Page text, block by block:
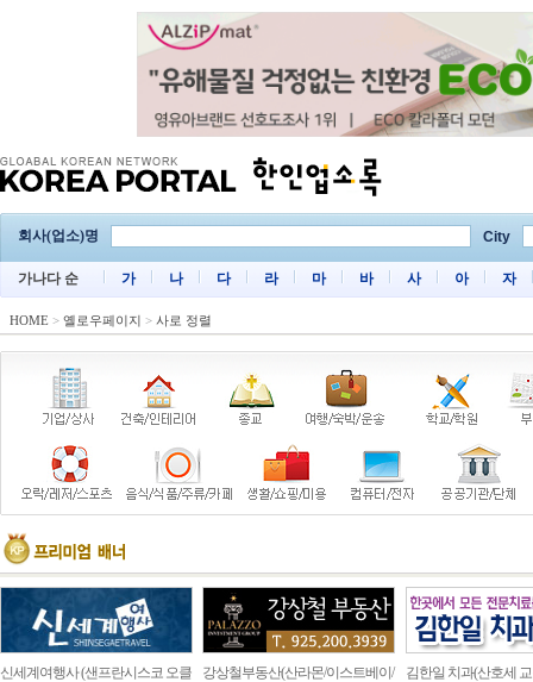
회사(업소)명 City
가나다 순 가 나 다 라 마 바 사 아 자
HOME > 옐로우페이지 > 사로 정렬
신세계여행사 (샌프란시스코 오클
강상철부동산(산라몬/이스트베이/
김한일 치과(산호세